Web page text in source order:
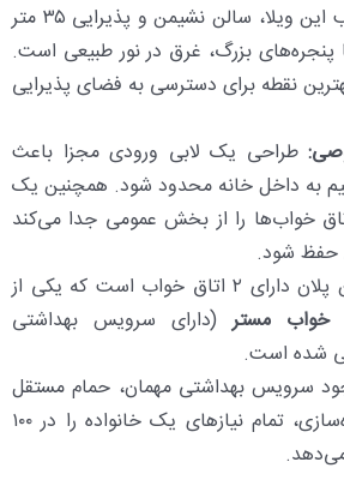
قلب این ویلا، سالن نشیمن و پذیرایی ۳۵ متر
بزرگ، غرق در نور طبیعی است.
نقطه برای دسترسی به فضای پذیرایی
طراحی یک لابی ورودی مجزا باعث
به داخل خانه محدود شود. همچنین یک
خواب‌ها را از بخش عمومی جدا می‌کند
حفظ شود.
این پلان دارای ۲ اتاق خواب است که یکی از
خواب مستر(دارای سرویس بهداشتی
شده است.
سرویس بهداشتی مهمان، حمام مستقل
و فضاهای ذخیره‌سازی، تمام نیازهای یک خانواده را در ۱۰۰